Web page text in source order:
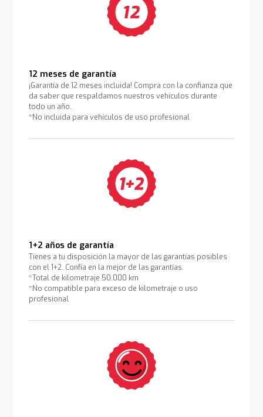
12 meses de garantía
¡Garantía de 12 meses incluida! Compra con la confianza que
da saber que respaldamos nuestros vehículos durante
todo un año.
*No incluida para vehículos de uso profesional
1+2 años de garantía
Tienes a tu disposición la mayor de las garantías posibles
con el 1+2. Confía en la mejor de las garantías.
*Total de kilometraje 50.000 km
*No compatible para exceso de kilometraje o uso
profesional